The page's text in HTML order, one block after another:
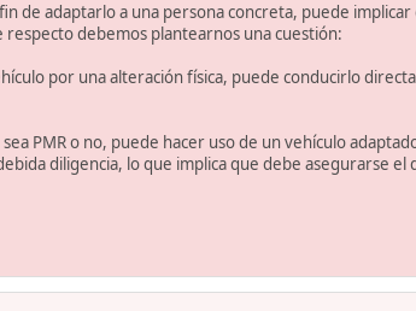
de adaptarlo a una persona concreta, puede
debemos plantearnos una cuestión:
por una alteración física, puede conducirlo
PMR o no, puede hacer uso de un vehículo
diligencia, lo que implica que debe asegurarse el